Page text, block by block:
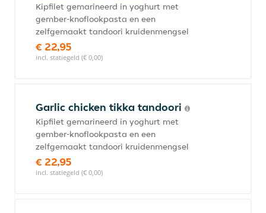
Kipfilet gemarineerd in yoghurt met
gember-knoflookpasta en een
zelfgemaakt tandoori kruidenmengsel
€ 22,95
incl. statiegeld (€ 0,00)
Garlic chicken tikka tandoori
Kipfilet gemarineerd in yoghurt met
gember-knoflookpasta en een
zelfgemaakt tandoori kruidenmengsel
€ 22,95
incl. statiegeld (€ 0,00)